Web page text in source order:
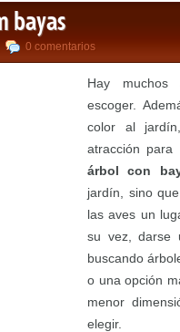
bayas
0 comentarios
Hay muchos
escoger.
color al
atracción para
árbol con
jardín, sino
las aves un
su vez, darse
buscando
o una opción
menor
elegir.